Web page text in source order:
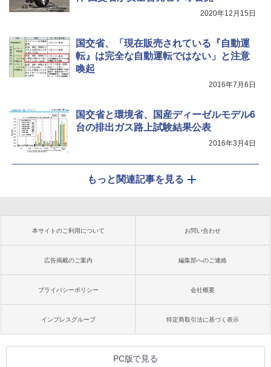
2020年12月15日
国交省、「現在販売されている『自動運
転』は完全な自動運転ではない」と注意
喚起
2016年7月6日
国交省と環境省、国産ディーゼルモデル6
台の排出ガス路上試験結果公表
2016年3月4日
もっと関連記事を見る
本サイトのご利用について お問い合わせ
広告掲載のご案内 編集部へのご連絡
プライバシーポリシー 会社概要
インプレスグループ 特定商取引法に基づく表示
PC版で見る